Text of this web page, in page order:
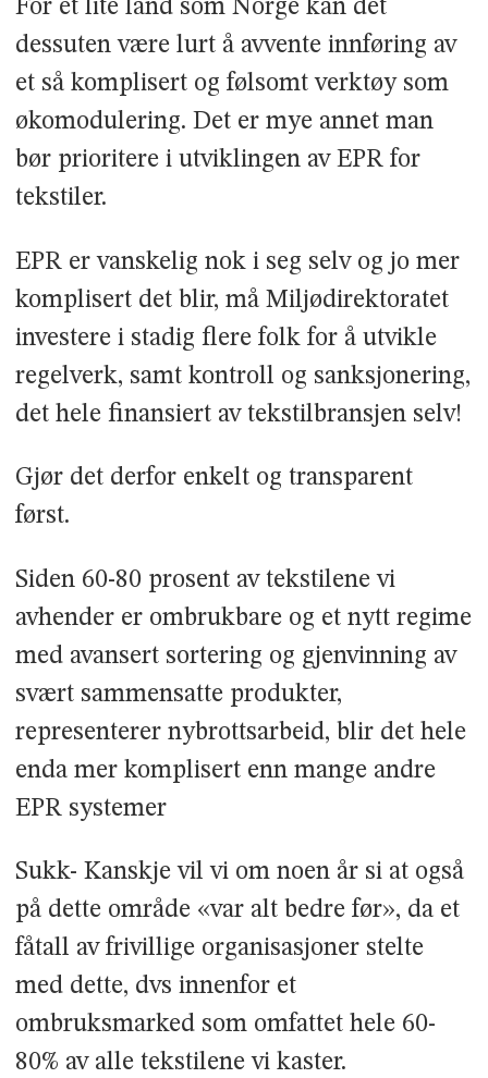
For et lite land som Norge kan det
dessuten være lurt å avvente innføring av
et så komplisert og følsomt verktøy som
økomodulering. Det er mye annet man
bør prioritere i utviklingen av EPR for
tekstiler.
EPR er vanskelig nok i seg selv og jo mer
komplisert det blir, må Miljødirektoratet
investere i stadig flere folk for å utvikle
regelverk, samt kontroll og sanksjonering,
det hele finansiert av tekstilbransjen selv!
Gjør det derfor enkelt og transparent
først.
Siden 60-80 prosent av tekstilene vi
avhender er ombrukbare og et nytt regime
med avansert sortering og gjenvinning av
svært sammensatte produkter,
representerer nybrottsarbeid, blir det hele
enda mer komplisert enn mange andre
EPR systemer
Sukk- Kanskje vil vi om noen år si at også
på dette område «var alt bedre før», da et
fåtall av frivillige organisasjoner stelte
med dette, dvs innenfor et
ombruksmarked som omfattet hele 60-
80% av alle tekstilene vi kaster.